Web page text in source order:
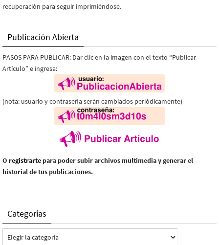
recuperación para seguir imprimiéndose.
Publicación Abierta
PASOS PARA PUBLICAR: Dar clic en la imagen con el texto “Publicar
Artículo” e ingresa:
(nota: usuario y contraseña serán cambiados periódicamente)
O registrarte para poder subir archivos multimedia y generar el
historial de tus publicaciones.
Categorías
Categorías